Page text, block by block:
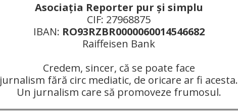
Asociaţia Reporter pur şi simplu
CIF: 27968875
IBAN: RO93RZBR0000060014546682
Raiffeisen Bank
Credem, sincer, că se poate face
jurnalism fără circ mediatic, de oricare ar fi acesta.
Un jurnalism care să promoveze frumosul.